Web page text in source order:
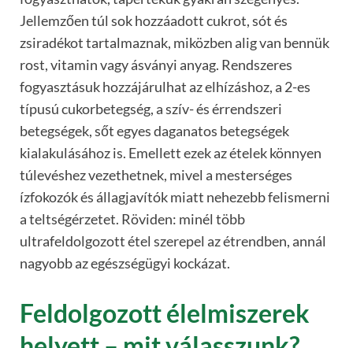
Jellemzően túl sok hozzáadott cukrot, sót és
zsiradékot tartalmaznak, miközben alig van bennük
rost, vitamin vagy ásványi anyag. Rendszeres
fogyasztásuk hozzájárulhat az elhízáshoz, a 2-es
típusú cukorbetegség, a szív- és érrendszeri
betegségek, sőt egyes daganatos betegségek
kialakulásához is. Emellett ezek az ételek könnyen
túlevéshez vezethetnek, mivel a mesterséges
ízfokozók és állagjavítók miatt nehezebb felismerni
a teltségérzetet. Röviden: minél több
ultrafeldolgozott étel szerepel az étrendben, annál
nagyobb az egészségügyi kockázat.
Feldolgozott élelmiszerek